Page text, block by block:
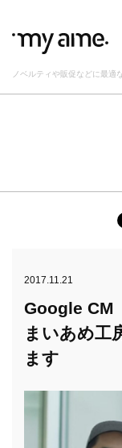
ノベルティや販促などに最適
2017.11.21
Google CM
まいあめ工
ます